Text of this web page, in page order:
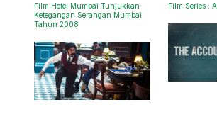
Film Hotel Mumbai Tunjukkan
Ketegangan Serangan Mumbai
Tahun 2008
Film Series :